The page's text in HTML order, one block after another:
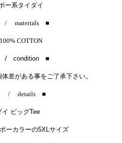
ー系タイダイ
materials ■
COTTON
/ condition ■
差がある事をご了承下さい。
/ details ■
イ ビッグTee
ーカラーの5XLサイズ